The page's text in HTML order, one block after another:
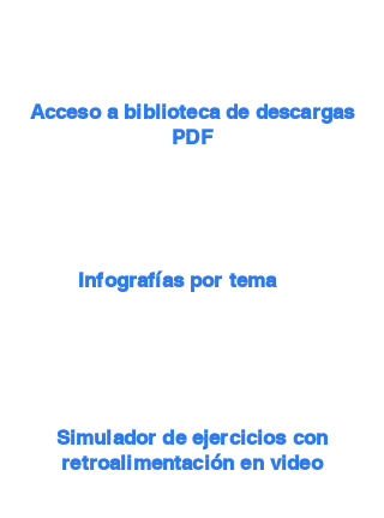
Acceso a biblioteca de descargas
PDF
Infografías por tema
Simulador de ejercicios con
retroalimentación en video